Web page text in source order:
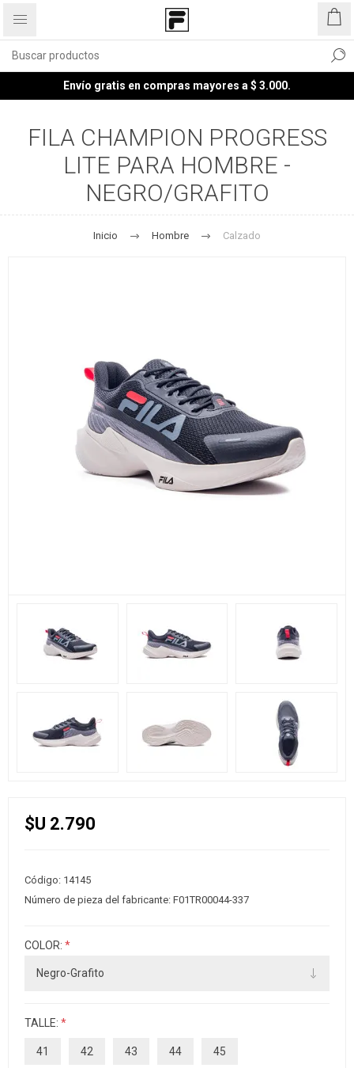
Envío gratis en compras mayores a $ 3.000.
FILA CHAMPION PROGRESS
LITE PARA HOMBRE -
NEGRO/GRAFITO
Inicio Hombre Calzado
$U 2.790
Código: 14145
Número de pieza del fabricante: F01TR00044-337
COLOR: *
TALLE: *
41 42 43 44 45